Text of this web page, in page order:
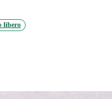
libero